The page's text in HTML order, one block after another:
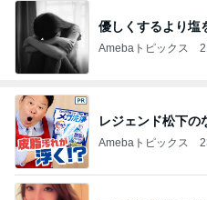
優しくするより塩
Amebaトピックス
レジェンド松下の
Amebaトピックス